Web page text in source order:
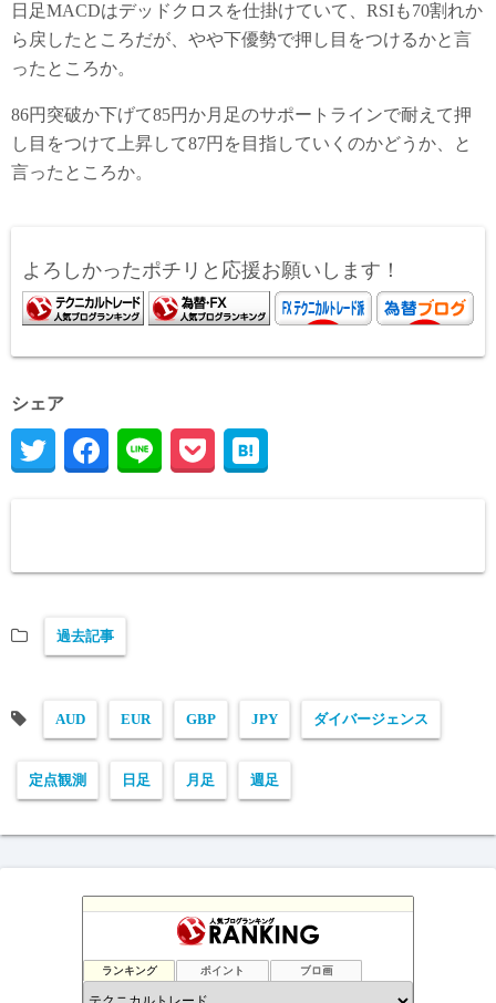
日足MACDはデッドクロスを仕掛けていて、RSIも70割れか
ら戻したところだが、やや下優勢で押し目をつけるかと言
ったところか。
86円突破か下げて85円か月足のサポートラインで耐えて押
し目をつけて上昇して87円を目指していくのかどうか、と
言ったところか。
よろしかったポチリと応援お願いします！
シェア
過去記事
AUD EUR GBP JPY ダイバージェンス
定点観測 日足 月足 週足
ランキング ポイント ブロ画
負けない！無料「Immortal_EA」究極システムトレード
12位 テクニカル分析